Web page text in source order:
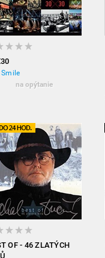
Smile
na opýtanie
OF - 46 ZLATÝCH